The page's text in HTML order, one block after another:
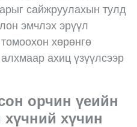
сайжруулахын тулд
эмчлэх эрүүл
хөрөнгө
ахиц үзүүлсээр
орчин үеийн
хүчин